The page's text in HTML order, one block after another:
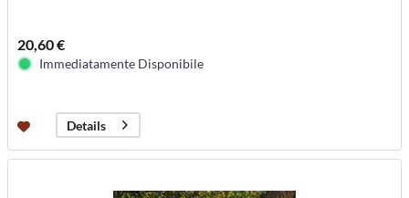
20,60 €
Immediatamente Disponibile
Details